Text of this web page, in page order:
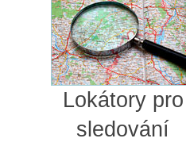
Lokátory pro
sledování